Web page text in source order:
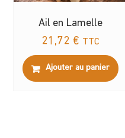
Ail en Lamelle
21,72 € TTC
Ajouter au panier